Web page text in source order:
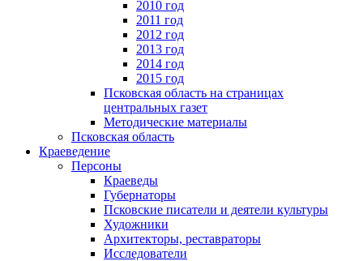
2010 год
2011 год
2012 год
2013 год
2014 год
2015 год
Псковская область на страницах
центральных газет
Методические материалы
Псковская область
Краеведение
Персоны
Краеведы
Губернаторы
Псковские писатели и деятели культуры
Художники
Архитекторы, реставраторы
Исследователи